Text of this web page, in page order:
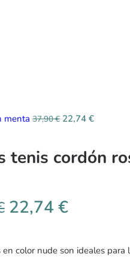
menta 37,90€ 22,74 €
tenis cordón
22,74 €
en color nude son ideales para